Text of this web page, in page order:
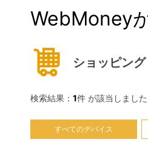
WebMoney
ショッピング
検索結果： 1件 が該当しました
すべてのデバイス